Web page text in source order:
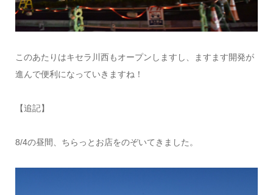
このあたりはキセラ川西もオープンしますし、ますます開発が
進んで便利になっていきますね！
【追記】
8/4の昼間、ちらっとお店をのぞいてきました。